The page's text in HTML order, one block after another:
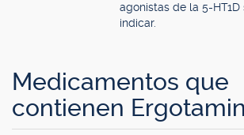
agonistas de la 5-HT1D
indicar.
Medicamentos que
contienen